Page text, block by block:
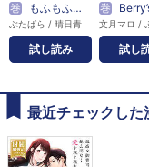
巻 もふもふ魔獣と平穏に暮らしたいのでコワモテ公爵の求婚はお断りです
ぶたばら / 晴日青
試し読み
巻 Berry’sFantasy しあわせ
試し
最近チェックした